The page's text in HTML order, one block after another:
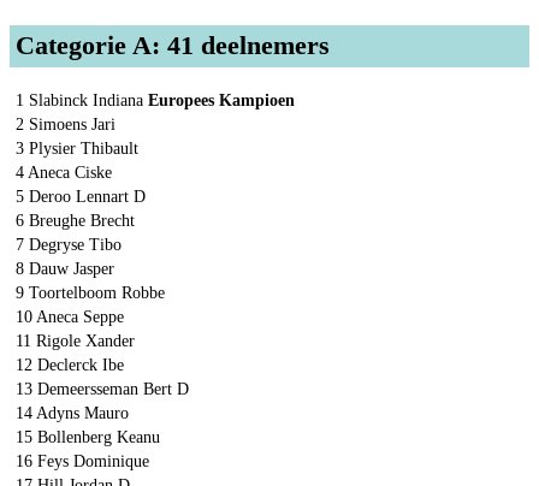
Categorie A: 41 deelnemers
1 Slabinck Indiana Europees Kampioen
2 Simoens Jari
3 Plysier Thibault
4 Aneca Ciske
5 Deroo Lennart D
6 Breughe Brecht
7 Degryse Tibo
8 Dauw Jasper
9 Toortelboom Robbe
10 Aneca Seppe
11 Rigole Xander
12 Declerck Ibe
13 Demeersseman Bert D
14 Adyns Mauro
15 Bollenberg Keanu
16 Feys Dominique